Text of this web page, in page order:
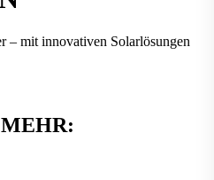
– mit innovativen Solar­lösungen